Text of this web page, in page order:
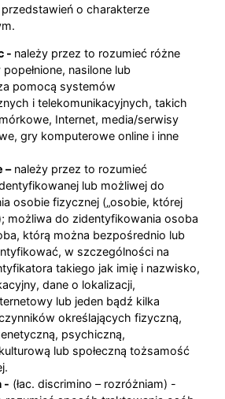
przedstawień o charakterze
- należy przez to rozumieć różne
nasilone lub
pomocą systemów
i telekomunikacyjnych, takich
Internet, media/serwisy
gry komputerowe online i inne
–należy przez to rozumieć
lub możliwej do
osobie fizycznej („osobie, której
możliwa do zidentyfikowania osoba
którą można bezpośrednio lub
w szczególności na
takiego jak imię i nazwisko,
dane o lokalizacji,
lub jeden bądź kilka
określających fizyczną,
psychiczną,
lub społeczną tożsamość
- (łac. discrimino – rozróżniam) -